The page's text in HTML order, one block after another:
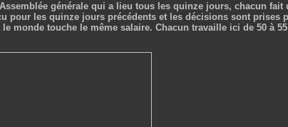
générale qui a lieu tous les quinze jours, chacun fait
pour les quinze jours précédents et les décisions sont prises
monde touche le même salaire. Chacun travaille ici de 50 à